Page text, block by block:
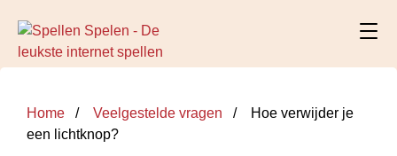
Home Veelgestelde vragen
Hoe verwijder je
een lichtknop?